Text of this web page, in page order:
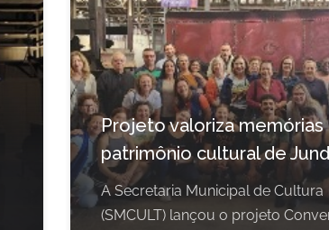
Projeto valoriza memórias
patrimônio cultural de
A Secretaria Municipal de Cultura
(SMCULT) lançou o projeto